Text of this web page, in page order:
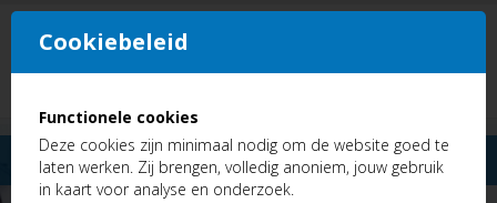
Cookiebeleid
Functionele cookies
Deze cookies zijn minimaal nodig om de website goed te
laten werken. Zij brengen, volledig anoniem, jouw gebruik
in kaart voor analyse en onderzoek.